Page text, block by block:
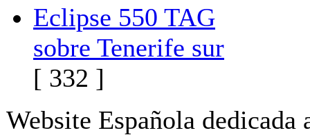
Eclipse 550 TAG
sobre Tenerife sur
[ 332 ]
Website Española